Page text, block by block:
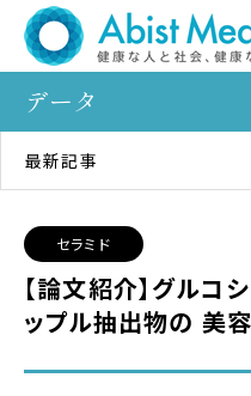
データ
最新記事
セラミド
【論文紹介】グルコ
ップル抽出物の 美